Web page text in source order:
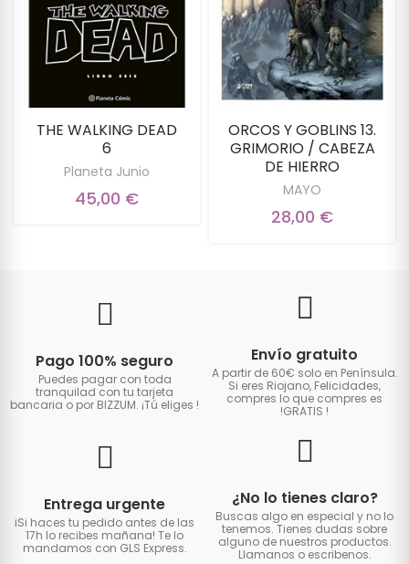
THE WALKING DEAD
6
Planeta Junio
45,00 €
ORCOS Y GOBLINS 13.
GRIMORIO / CABEZA
DE HIERRO
MAYO
28,00 €
Pago 100% seguro
Puedes pagar con toda
tranquilad con tu tarjeta
bancaria o por BIZZUM. ¡Tú eliges !
Envío gratuito
A partir de 60€ solo en Península.
Si eres Riojano, Felicidades,
compres lo que compres es
!GRATIS !
Entrega urgente
iSi haces tu pedido antes de las
17h lo recibes mañana! Te lo
mandamos con GLS Express.
¿No lo tienes claro?
Buscas algo en especial y no lo
tenemos. Tienes dudas sobre
alguno de nuestros productos.
Llamanos o escribenos.